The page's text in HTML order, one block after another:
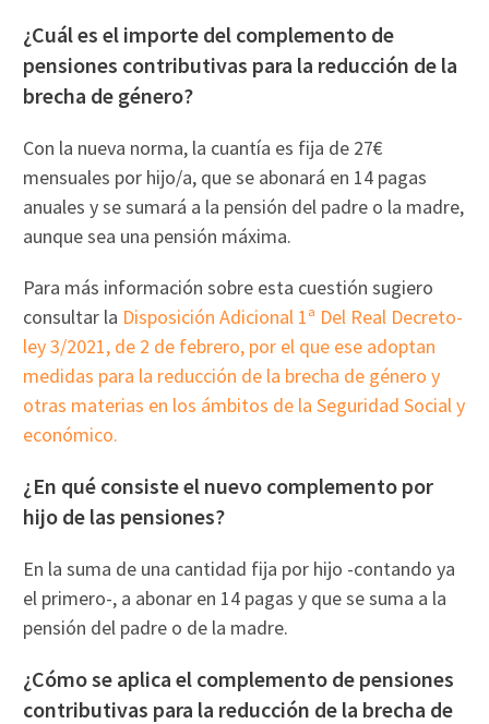
¿Cuál es el importe del complemento de
pensiones contributivas para la reducción de la
brecha de género?
Con la nueva norma, la cuantía es fija de 27€
mensuales por hijo/a, que se abonará en 14 pagas
anuales y se sumará a la pensión del padre o la madre,
aunque sea una pensión máxima.
Para más información sobre esta cuestión sugiero
consultar la Disposición Adicional 1ª Del Real Decreto-
ley 3/2021, de 2 de febrero, por el que ese adoptan
medidas para la reducción de la brecha de género y
otras materias en los ámbitos de la Seguridad Social y
económico.
¿En qué consiste el nuevo complemento por
hijo de las pensiones?
En la suma de una cantidad fija por hijo -contando ya
el primero-, a abonar en 14 pagas y que se suma a la
pensión del padre o de la madre.
¿Cómo se aplica el complemento de pensiones
contributivas para la reducción de la brecha de